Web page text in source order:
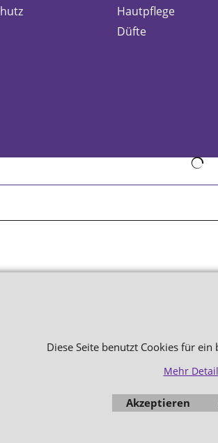
Hautpflege
Düfte
Diese Seite benutzt Cookies für ein
Mehr
Akzeptieren